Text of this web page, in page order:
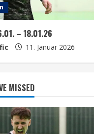
– 18.01.26
11. Januar 2026
MISSED